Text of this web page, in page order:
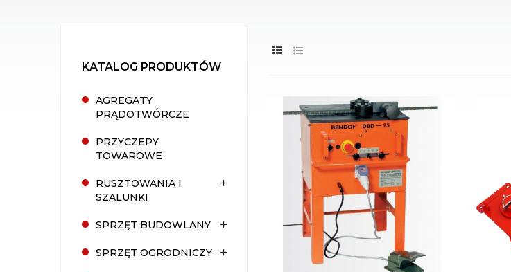
KATALOG PRODUKTÓW
AGREGATY
PRĄDOTWÓRCZE
PRZYCZEPY
TOWAROWE
RUSZTOWANIA I
SZALUNKI
SPRZĘT BUDOWLANY
SPRZĘT OGRODNICZY